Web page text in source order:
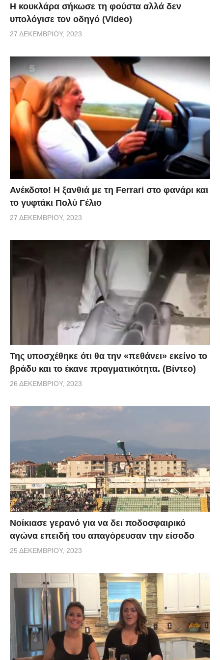
Η κουκλάρα σήκωσε τη φούστα αλλά δεν
υπολόγισε τον οδηγό (Video)
27 ΔΕΚΕΜΒΡΊΟΥ, 2023
Ανέκδοτο! Η ξανθιά με τη Ferrari στο φανάρι και
το γυφτάκι Πολύ Γέλιο
27 ΔΕΚΕΜΒΡΊΟΥ, 2023
Της υποσχέθηκε ότι θα την «πεθάνει» εκείνο το
βράδυ και το έκανε πραγματικότητα. (Βίντεο)
26 ΔΕΚΕΜΒΡΊΟΥ, 2023
Νοίκιασε γερανό για να δει ποδοσφαιρικό
αγώνα επειδή του απαγόρευσαν την είσοδο
25 ΔΕΚΕΜΒΡΊΟΥ, 2023